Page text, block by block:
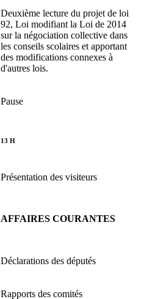
Deuxième lecture du projet de loi
92, Loi modifiant la Loi de 2014
sur la négociation collective dans
les conseils scolaires et apportant
des modifications connexes à
d'autres lois.
Pause
13 H
Présentation des visiteurs
AFFAIRES COURANTES
Déclarations des députés
Rapports des comités